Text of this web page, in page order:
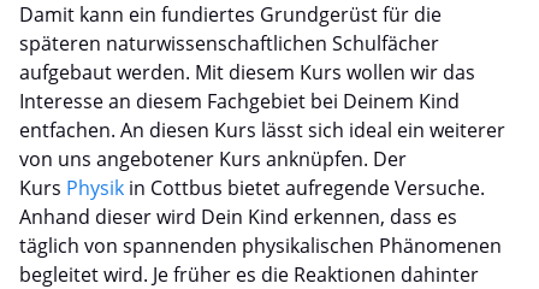
Damit kann ein fundiertes Grundgerüst für die
späteren naturwissenschaftlichen Schulfächer
aufgebaut werden. Mit diesem Kurs wollen wir das
Interesse an diesem Fachgebiet bei Deinem Kind
entfachen. An diesen Kurs lässt sich ideal ein weiterer
von uns angebotener Kurs anknüpfen. Der
Kurs Physik in Cottbus bietet aufregende Versuche.
Anhand dieser wird Dein Kind erkennen, dass es
täglich von spannenden physikalischen Phänomenen
begleitet wird. Je früher es die Reaktionen dahinter